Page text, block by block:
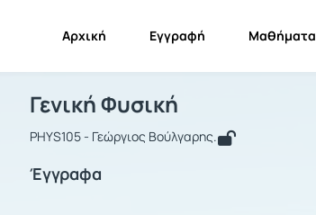
Αρχική Εγγραφή Μαθήματα
Μάθημα : Γενική Φυσική
Γενική Φυσική
PHYS105 - Γεώργιος Βούλγαρης.
Έγγραφα